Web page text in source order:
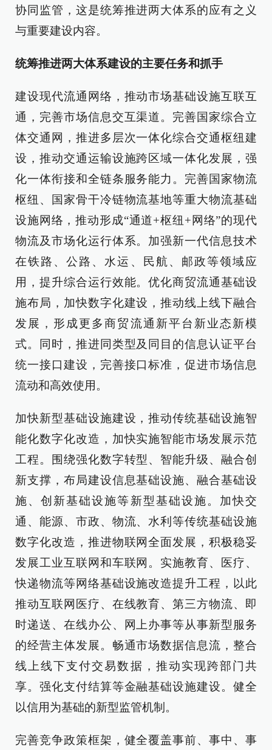
协同监管，这是统筹推进两大体系的应有之义
与重要建设内容。
统筹推进两大体系建设的主要任务和抓手
建设现代流通网络，推动市场基础设施互联互
通，完善市场信息交互渠道。完善国家综合立
体交通网，推进多层次一体化综合交通枢纽建
设，推动交通运输设施跨区域一体化发展，强
化一体衔接和全链条服务能力。完善国家物流
枢纽、国家骨干冷链物流基地等重大物流基础
设施网络，推动形成“通道+枢纽+网络”的现代
物流及市场化运行体系。加强新一代信息技术
在铁路、公路、水运、民航、邮政等领域应
用，提升综合运行效能。优化商贸流通基础设
施布局，加快数字化建设，推动线上线下融合
发展，形成更多商贸流通新平台新业态新模
式。同时，推进同类型及同目的信息认证平台
统一接口建设，完善接口标准，促进市场信息
流动和高效使用。
加快新型基础设施建设，推动传统基础设施智
能化数字化改造，加快实施智能市场发展示范
工程。围绕强化数字转型、智能升级、融合创
新支撑，布局建设信息基础设施、融合基础设
施、创新基础设施等新型基础设施。加快交
通、能源、市政、物流、水利等传统基础设施
数字化改造，推进物联网全面发展，积极稳妥
发展工业互联网和车联网。实施教育、医疗、
快递物流等网络基础设施改造提升工程，以此
推动互联网医疗、在线教育、第三方物流、即
时递送、在线办公、网上办事等从事新型服务
的经营主体发展。畅通市场数据信息流，整合
线上线下支付交易数据，推动实现跨部门共
享。强化支付结算等金融基础设施建设。健全
以信用为基础的新型监管机制。
完善竞争政策框架，健全覆盖事前、事中、事